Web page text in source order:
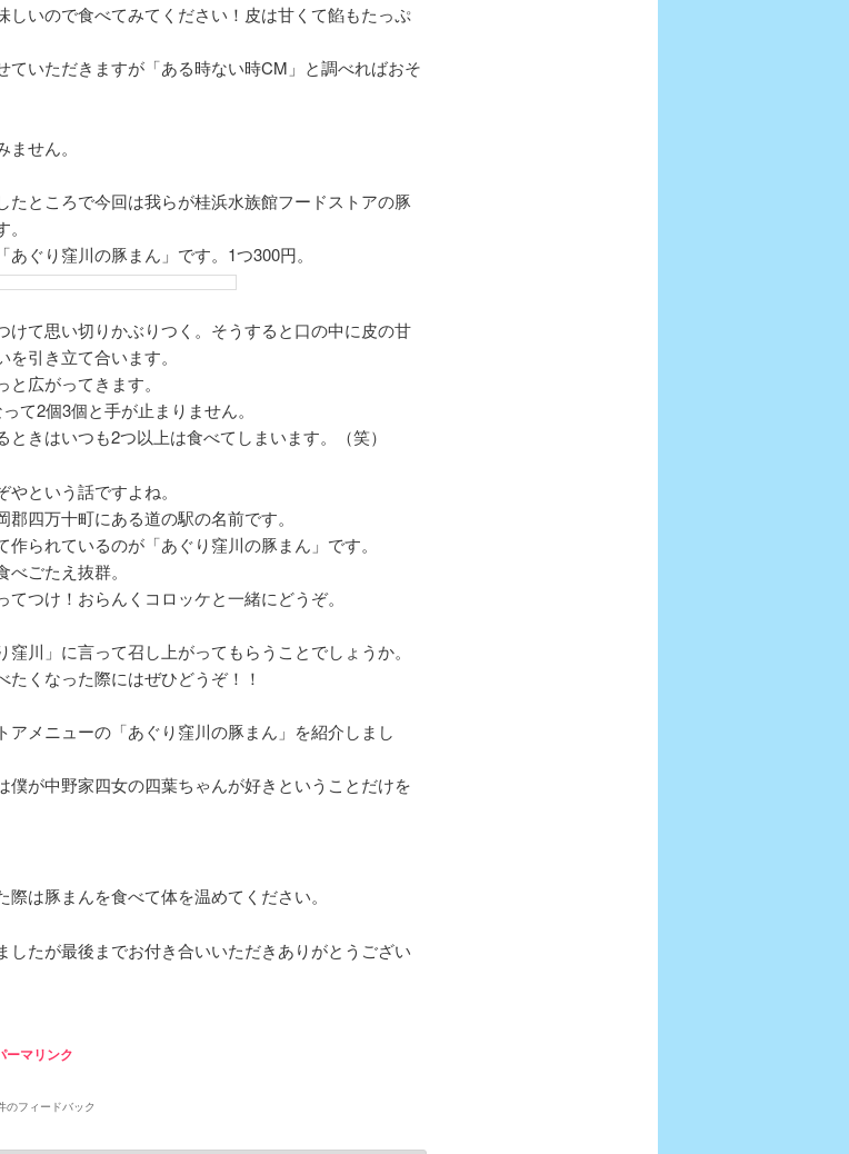
しいので食べてみてください！皮は甘くて餡もたっぷ
ていただきますが「ある時ない時CM」と調べればおそ
せん。
たところで今回は我らが桂浜水族館フードストアの豚
ぐり窪川の豚まん」です。1つ300円。
けて思い切りかぶりつく。そうすると口の中に皮の甘
引き立て合います。
広がってきます。
て2個3個と手が止まりません。
きはいつも2つ以上は食べてしまいます。（笑）
という話ですよね。
郡四万十町にある道の駅の名前です。
られているのが「あぐり窪川の豚まん」です。
ごたえ抜群。
つけ！おらんくコロッケと一緒にどうぞ。
川」に言って召し上がってもらうことでしょうか。
たくなった際にはぜひどうぞ！！
アメニューの「あぐり窪川の豚まん」を紹介しまし
僕が中野家四女の四葉ちゃんが好きということだけを
は豚まんを食べて体を温めてください。
したが最後までお付き合いいただきありがとうござい
ーマリンク
のフィードバック